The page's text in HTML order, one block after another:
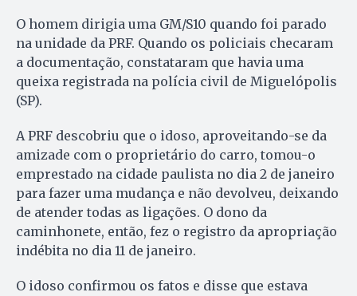
O homem dirigia uma GM/S10 quando foi parado
na unidade da PRF. Quando os policiais checaram
a documentação, constataram que havia uma
queixa registrada na polícia civil de Miguelópolis
(SP).
A PRF descobriu que o idoso, aproveitando-se da
amizade com o proprietário do carro, tomou-o
emprestado na cidade paulista no dia 2 de janeiro
para fazer uma mudança e não devolveu, deixando
de atender todas as ligações. O dono da
caminhonete, então, fez o registro da apropriação
indébita no dia 11 de janeiro.
O idoso confirmou os fatos e disse que estava